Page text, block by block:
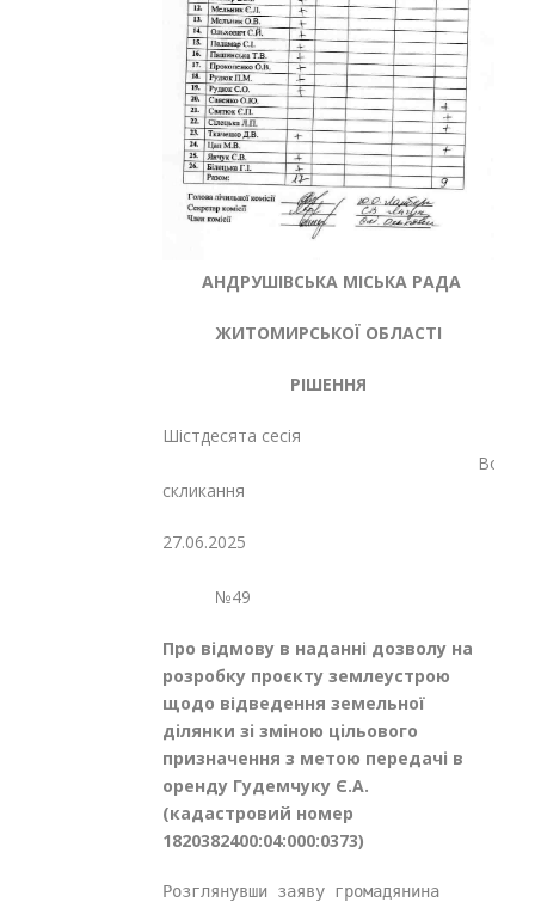
АНДРУШІВСЬКА МІСЬКА РАДА
ЖИТОМИРСЬКОЇ ОБЛАСТІ
РІШЕННЯ
Шістдесята сесія
скликання
27.06.2025
№49
Про відмову в наданні дозволу на
розробку проєкту землеустрою
щодо відведення земельної
ділянки зі зміною цільового
призначення з метою передачі в
оренду Гудемчуку Є.А.
(кадастровий номер
1820382400:04:000:0373)
Розглянувши заяву громадянина